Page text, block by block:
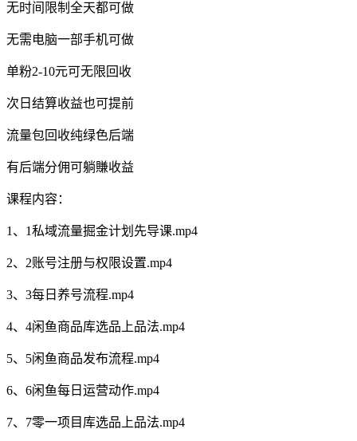
无时间限制全天都可做
无需电脑一部手机可做
单粉2-10元可无限回收
次日结算收益也可提前
流量包回收纯绿色后端
有后端分佣可躺賺收益
课程内容：
1、1私域流量掘金计划先导课.mp4
2、2账号注册与权限设置.mp4
3、3每日养号流程.mp4
4、4闲鱼商品库选品上品法.mp4
5、5闲鱼商品发布流程.mp4
6、6闲鱼每日运营动作.mp4
7、7零一项目库选品上品法.mp4